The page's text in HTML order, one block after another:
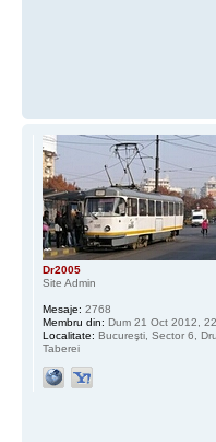
Dr2005
Site Admin
Mesaje: 2768
Membru din: Dum 21 Oct 2012,
Localitate: Bucureşti, Sector 6,
Taberei